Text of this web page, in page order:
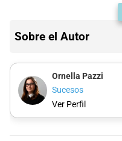
Sobre el Autor
Ornella Pazzi
Sucesos
Ver Perfil